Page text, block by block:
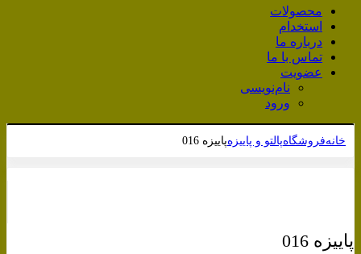
محصولات
استخدام
درباره ما
تماس با ما
عضویت
نام‌نویسی
ورود
خانهفروشگاهپالتو و پاییزهپاییزه 016
پاییزه 016